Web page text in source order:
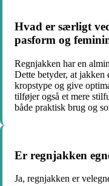
Hvad er særligt
pasform og
Regnjakken har en
Dette betyder, at jakken
kropstype og give
tilføjer også et mere
både praktisk brug og
Er regnjakken
Ja, regnjakken er